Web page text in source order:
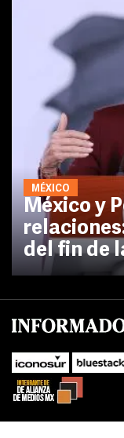
MÉXICO
México y
del fin de